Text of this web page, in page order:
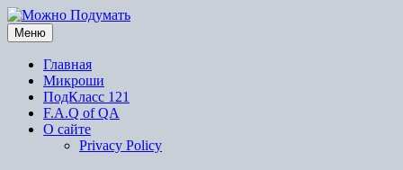
Перейти
к
содержимому
Меню
Главная
Микроши
ПодКласс 121
F.A.Q of QA
О сайте
Privacy Policy